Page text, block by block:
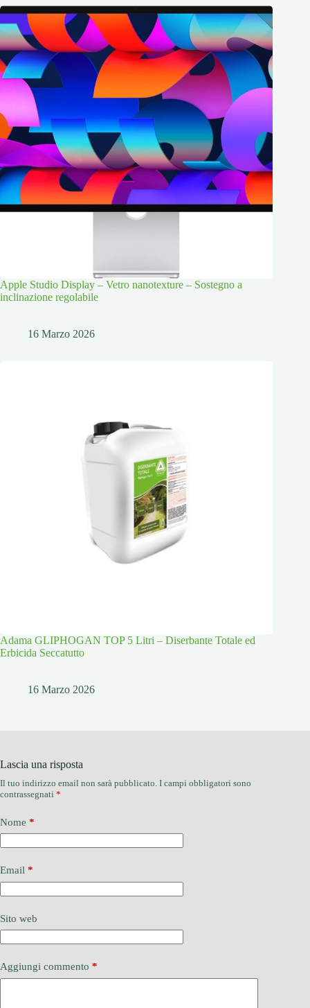
Apple Studio Display – Vetro nanotexture – Sostegno a
inclinazione regolabile
16 Marzo 2026
Adama GLIPHOGAN TOP 5 Litri – Diserbante Totale ed
Erbicida Seccatutto
16 Marzo 2026
Lascia una risposta
Il tuo indirizzo email non sarà pubblicato. I campi obbligatori sono
contrassegnati *
Nome *
Email *
Sito web
Aggiungi commento *